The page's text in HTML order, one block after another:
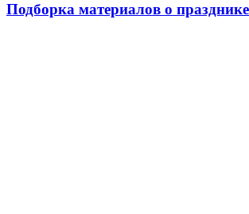
Подборка материалов о